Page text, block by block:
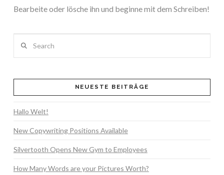
Bearbeite oder lösche ihn und beginne mit dem Schreiben!
NEUESTE BEITRÄGE
Hallo Welt!
New Copywriting Positions Available
Silvertooth Opens New Gym to Employees
How Many Words are your Pictures Worth?